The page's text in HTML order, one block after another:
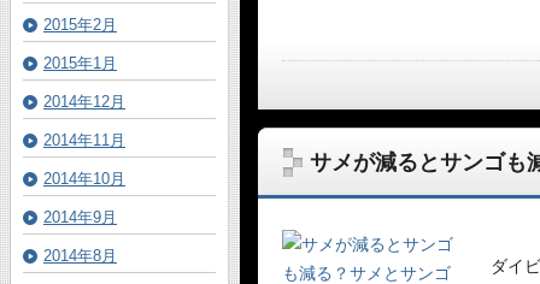
サメが減るとサンゴも
ダイ
2015年2月
2015年1月
2014年12月
2014年11月
2014年10月
2014年9月
2014年8月